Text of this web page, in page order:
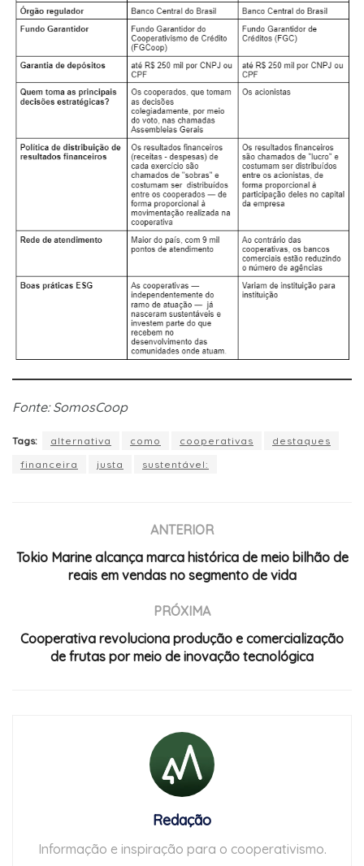
Fonte: SomosCoop
Tags: alternativa como cooperativas
destaques
financeira
justa sustentável:
ANTERIOR
Tokio Marine alcança marca histórica de meio bilhão de
reais em vendas no segmento de vida
PRÓXIMA
Cooperativa revoluciona produção e comercialização
de frutas por meio de inovação tecnológica
Redação
Informação e inspiração para o cooperativismo.